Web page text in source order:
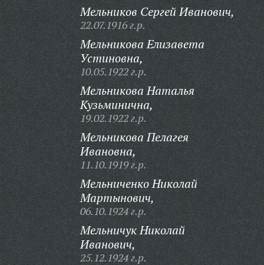
Мельников Сергей Иванович,
22.07.1916 г.р.
Мельникова Елизавета
Устиновна,
10.05.1922 г.р.
Мельникова Наталья
Кузьминична,
19.02.1922 г.р.
Мельникова Пелагея
Ивановна,
11.10.1919 г.р.
Мельниченко Николай
Мартынович,
06.10.1924 г.р.
Мельничук Николай
Иванович,
25.12.1924 г.р.